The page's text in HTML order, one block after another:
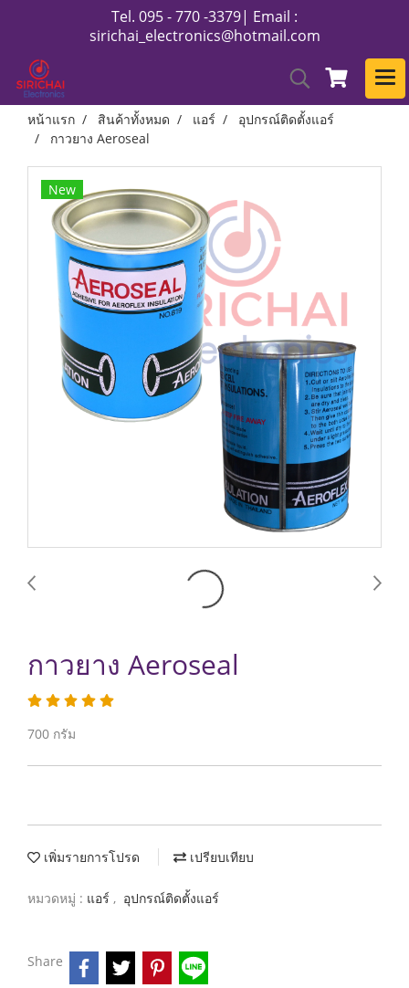
Tel. 095 - 770 -3379| Email :
sirichai_electronics@hotmail.com
หน้าแรก สินค้าทั้งหมด แอร์
อุปกรณ์ติดตั้งแอร์
กาวยาง Aeroseal
New
กาวยาง Aeroseal
700 กรัม
เพิ่มรายการโปรด เปรียบเทียบ
หมวดหมู่ : แอร์ , อุปกรณ์ติดตั้งแอร์
Share